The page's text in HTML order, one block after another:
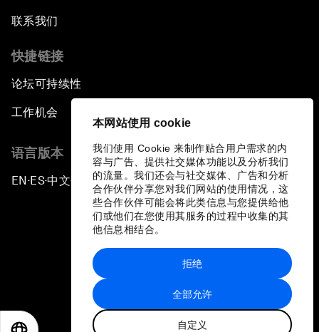
本网站使用 cookie
我们使用 Cookie 来制作贴合用户需求的内
容与广告、提供社交媒体功能以及分析我们
的流量。我们还会与社交媒体、广告和分析
合作伙伴分享您对我们网站的使用情况，这
些合作伙伴可能会将此类信息与您提供给他
们或他们在您使用其服务的过程中收集的其
他信息相结合。
全部允许
自定义
拒绝
联系我们
快捷链接
论坛可持续性
工作机会
语言版本
EN ▪ES▪中文▪ 日本語
站点地图
世界经济论坛